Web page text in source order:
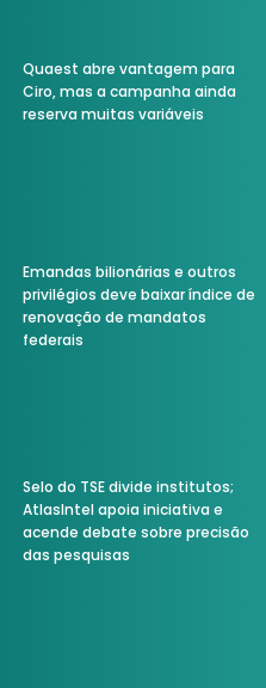
Quaest abre vantagem para
Ciro, mas a campanha ainda
reserva muitas variáveis
Emandas bilionárias e outros
privilégios deve baixar índice de
renovação de mandatos
federais
Selo do TSE divide institutos;
AtlasIntel apoia iniciativa e
acende debate sobre precisão
das pesquisas